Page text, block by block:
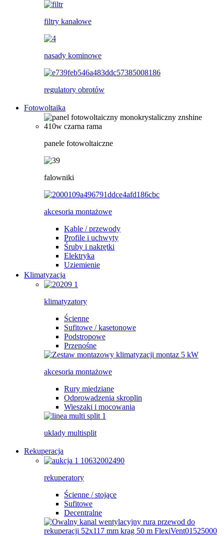
filtry kanałowe
nasady kominowe
regulatory obrotów
Fotowoltaika
panele fotowoltaiczne
falowniki
akcesoria montażowe
Kable / przewody
Profile i uchwyty
Śruby i nakrętki
Elektryka
Uziemienie
Klimatyzacja
klimatyzatory
Ścienne
Sufitowe / kasetonowe
Podstropowe
Przenośne
akcesoria montażowe
Rury miedziane
Odprowadzenia skroplin
Wieszaki i mocowania
uklady multisplit
Rekuperacja
rekuperatory
Ścienne / stojące
Sufitowe
Decentralne